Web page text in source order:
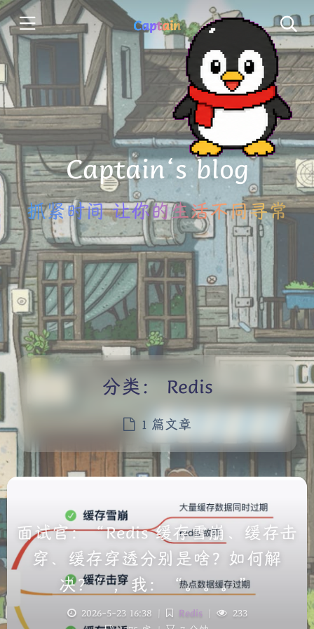
Captain
Captain‘s blog
抓紧时间 让你的生活不同寻常
夜间模式
分类： Redis
1 篇文章
面试官：“Redis 缓存雪崩、缓存击
穿、缓存穿透分别是啥？如何解
决？”，我：“。。。”
2026-5-23 16:38 Redis
233